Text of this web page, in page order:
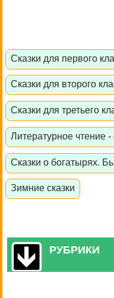
Сказки для первого
Сказки для второго
Сказки для третьего
Литературное чтение -
Сказки о богатырях.
Зимние сказки
РУБРИКИ